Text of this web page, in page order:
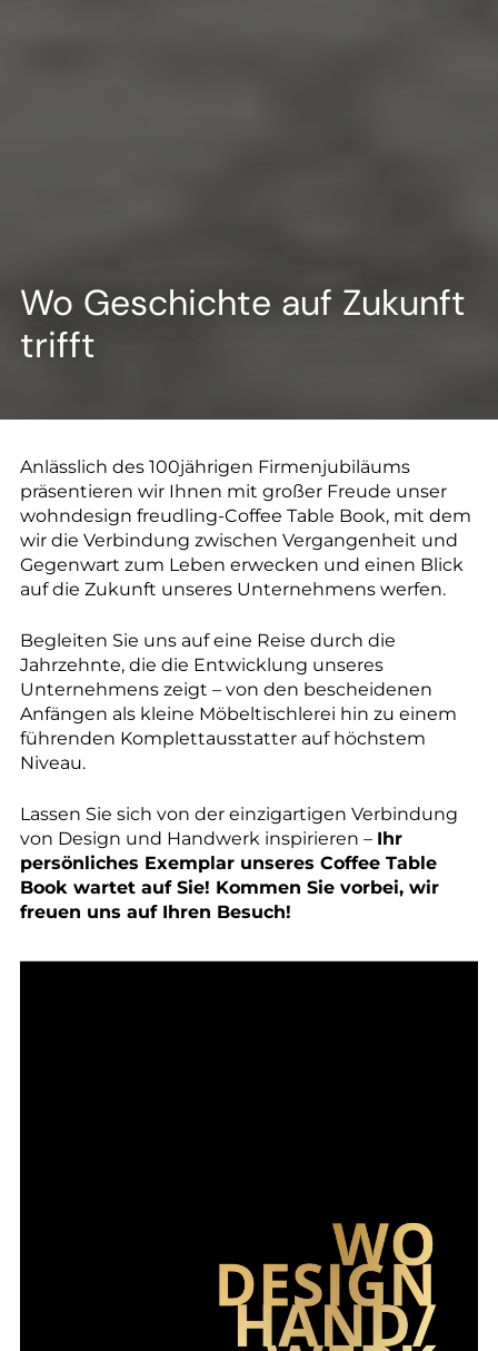
Wo Geschichte auf Zukunft
trifft
Anlässlich des 100jährigen Firmenjubiläums
präsentieren wir Ihnen mit großer Freude unser
wohndesign freudling-Coffee Table Book, mit dem
wir die Verbindung zwischen Vergangenheit und
Gegenwart zum Leben erwecken und einen Blick
auf die Zukunft unseres Unternehmens werfen.
Begleiten Sie uns auf eine Reise durch die
Jahrzehnte, die die Entwicklung unseres
Unternehmens zeigt – von den bescheidenen
Anfängen als kleine Möbeltischlerei hin zu einem
führenden Komplettausstatter auf höchstem
Niveau.
Lassen Sie sich von der einzigartigen Verbindung
von Design und Handwerk inspirieren – Ihr
persönliches Exemplar unseres Coffee Table
Book wartet auf Sie! Kommen Sie vorbei, wir
freuen uns auf Ihren Besuch!